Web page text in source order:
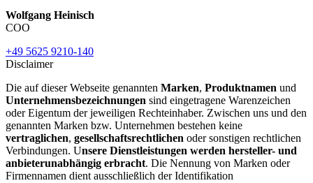
Wolfgang Heinisch
COO
+49 5625 9210-140
Disclaimer
Die auf dieser Webseite genannten Marken, Produktnamen und
Unternehmensbezeichnungen sind eingetragene Warenzeichen
oder Eigentum der jeweiligen Rechteinhaber. Zwischen uns und den
genannten Marken bzw. Unternehmen bestehen keine
vertraglichen, gesellschaftsrechtlichen oder sonstigen rechtlichen
Verbindungen. Unsere Dienstleistungen werden hersteller- und
anbieterunabhängig erbracht. Die Nennung von Marken oder
Firmennamen dient ausschließlich der Identifikation